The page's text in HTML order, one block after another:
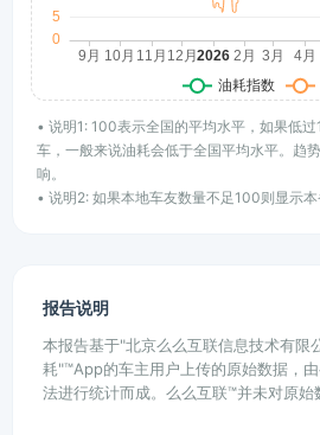
• 说明1: 100表示全国的平均水平，如果低
车，一般来说油耗会低于全国平均水平。趋
响。
• 说明2: 如果本地车友数量不足100则显示本
报告说明
本报告基于"北京么么互联信息技术有限
耗"™App的车主用户上传的原始数据，
法进行统计而成。么么互联™并未对原始